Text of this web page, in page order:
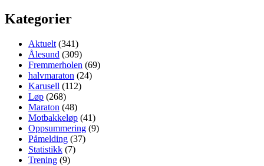
Kategorier
Aktuelt (341)
Ålesund (309)
Fremmerholen (69)
halvmaraton (24)
Karusell (112)
Løp (268)
Maraton (48)
Motbakkeløp (41)
Oppsummering (9)
Påmelding (37)
Statistikk (7)
Trening (9)